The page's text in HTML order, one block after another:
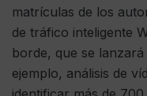
matrículas de los
de tráfico inteligente
borde, que se
ejemplo, análisis de